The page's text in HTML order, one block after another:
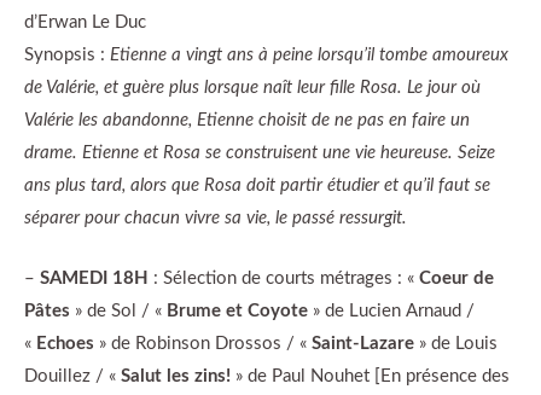
d’Erwan Le Duc
Synopsis : Etienne a vingt ans à peine lorsqu’il tombe amoureux
de Valérie, et guère plus lorsque naît leur fille Rosa. Le jour où
Valérie les abandonne, Etienne choisit de ne pas en faire un
drame. Etienne et Rosa se construisent une vie heureuse. Seize
ans plus tard, alors que Rosa doit partir étudier et qu’il faut se
séparer pour chacun vivre sa vie, le passé ressurgit.
– SAMEDI 18H : Sélection de courts métrages : « Coeur de
Pâtes » de Sol / « Brume et Coyote » de Lucien Arnaud /
« Echoes » de Robinson Drossos / « Saint-Lazare » de Louis
Douillez / « Salut les zins! » de Paul Nouhet [En présence des